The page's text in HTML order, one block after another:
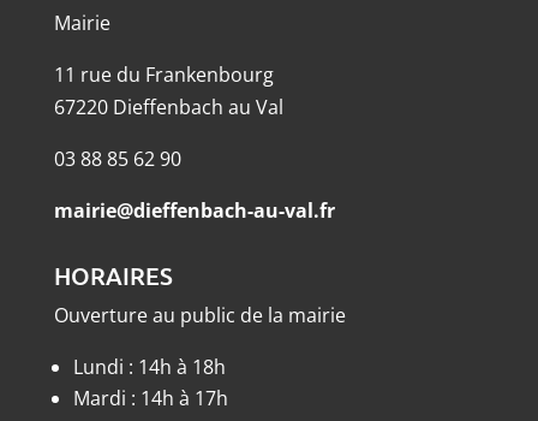
Mairie
11 rue du Frankenbourg
67220 Dieffenbach au Val
03 88 85 62 90
mairie@dieffenbach-au-val.fr
HORAIRES
Ouverture au public de la mairie
Lundi : 14h à 18h
Mardi : 14h à 17h